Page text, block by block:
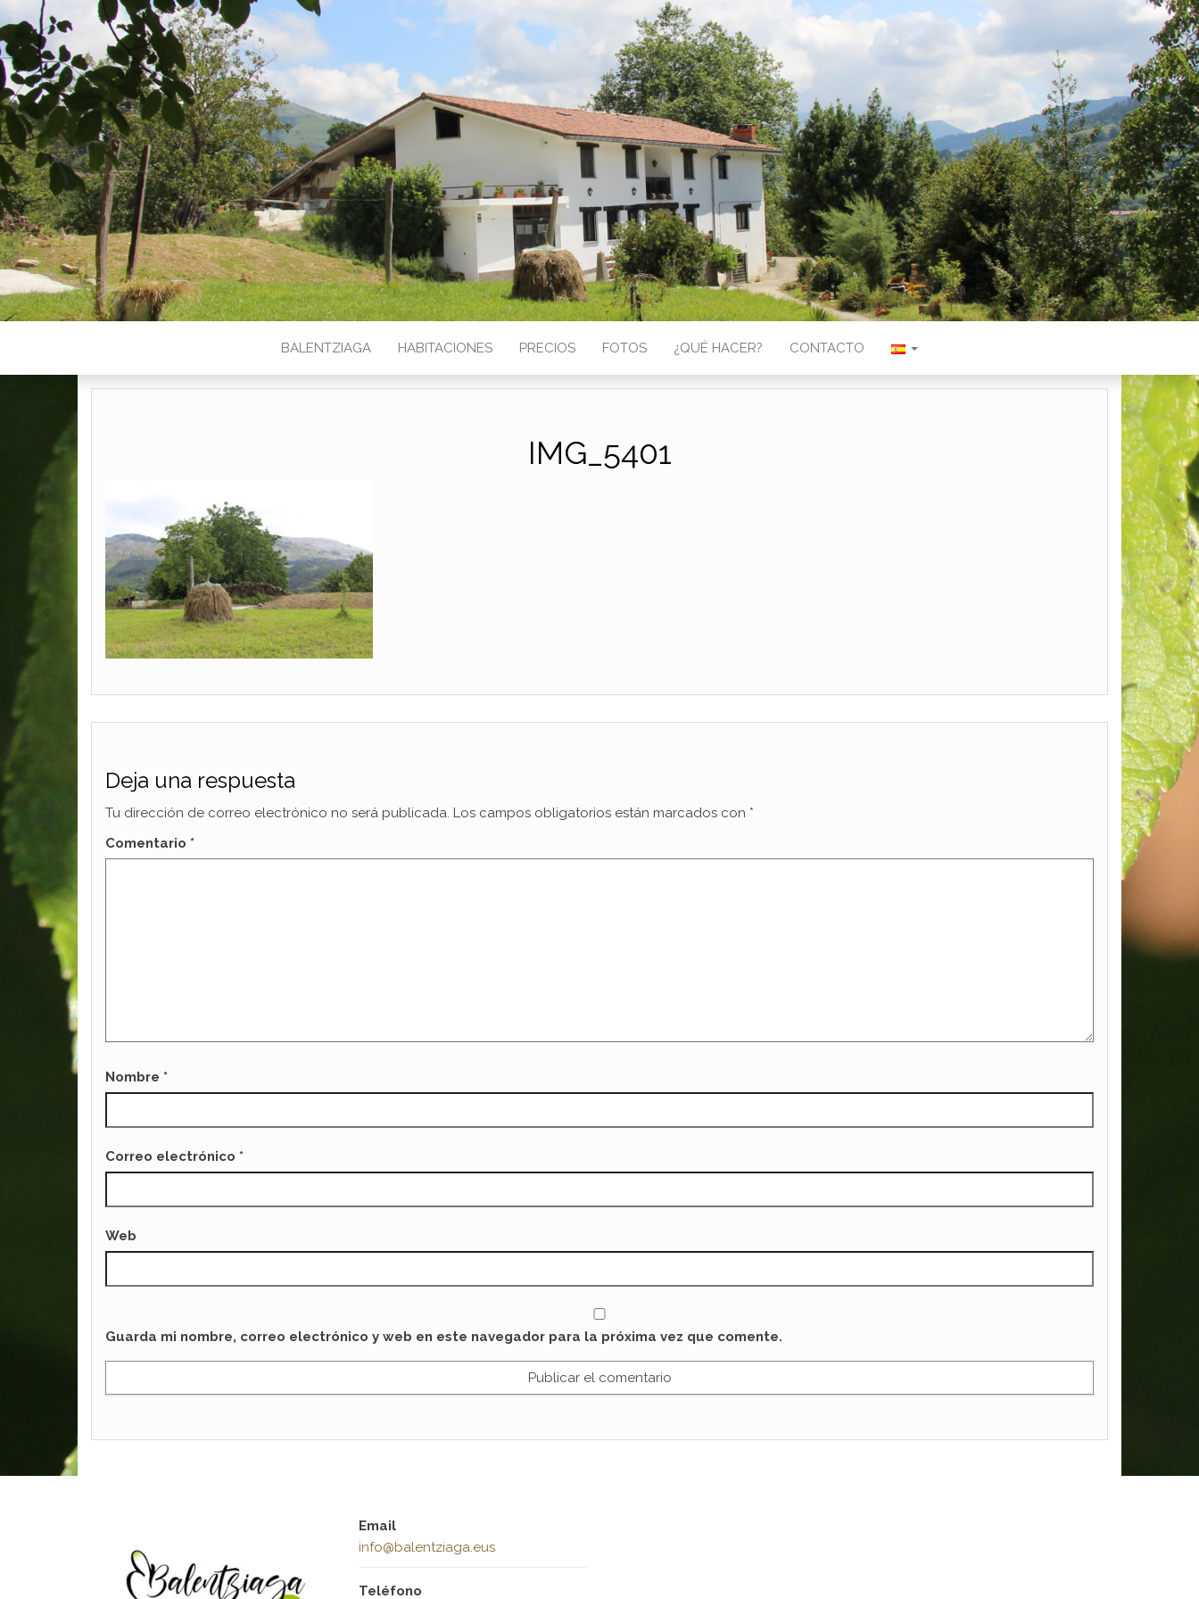
BALENTZIAGA HABITACIONES PRECIOS FOTOS ¿QUÉ HACER? CONTACTO
IMG_5401
Deja una respuesta
Tu dirección de correo electrónico no será publicada. Los campos obligatorios están marcados con *
Comentario *
Nombre *
Correo electrónico *
Web
Guarda mi nombre, correo electrónico y web en este navegador para la próxima vez que comente.
Email
info@balentziaga.eus
Teléfono